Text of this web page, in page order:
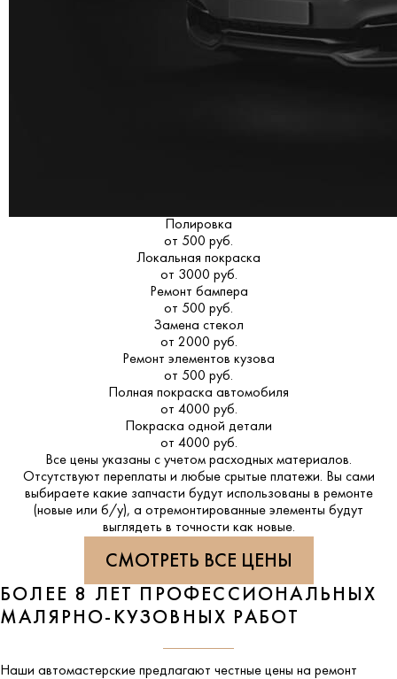
Полировка
от 500 руб.
Локальная покраска
от 3000 руб.
Ремонт бампера
от 500 руб.
Замена стекол
от 2000 руб.
Ремонт элементов кузова
от 500 руб.
Полная покраска автомобиля
от 4000 руб.
Покраска одной детали
от 4000 руб.
Все цены указаны с учетом расходных материалов.
Отсутствуют переплаты и любые срытые платежи. Вы сами
выбираете какие запчасти будут использованы в ремонте
(новые или б/у), а отремонтированные элементы будут
выглядеть в точности как новые.
СМОТРЕТЬ ВСЕ ЦЕНЫ
БОЛЕЕ 8 ЛЕТ ПРОФЕССИОНАЛЬНЫХ
МАЛЯРНО-КУЗОВНЫХ РАБОТ
Наши автомастерские предлагают честные цены на ремонт